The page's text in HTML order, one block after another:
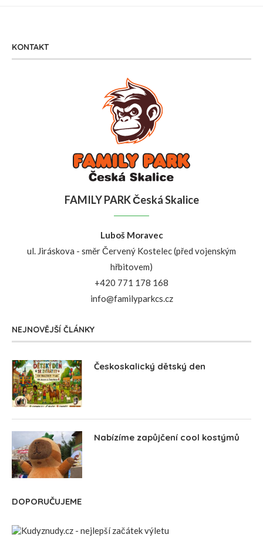
KONTAKT
FAMILY PARK Česká Skalice
Luboš Moravec
ul. Jiráskova - směr Červený Kostelec (před vojenským
hřbitovem)
+420 771 178 168
info@familyparkcs.cz
NEJNOVĚJŠÍ ČLÁNKY
Českoskalický dětský den
Nabízíme zapůjčení cool kostýmů
DOPORUČUJEME